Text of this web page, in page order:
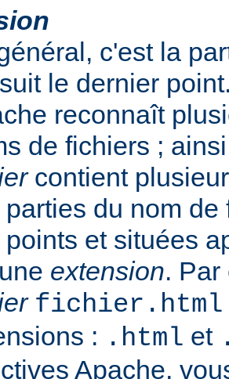
c'est la
le dernier
reconnaît
de fichiers ;
contient
parties du nom
points et situées
extension.
: .html et
Apache,